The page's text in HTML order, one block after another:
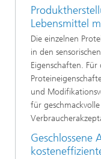
Lebensmittel
Die einzelnen
in den
Eigenschaften.
und
für
Geschlossene